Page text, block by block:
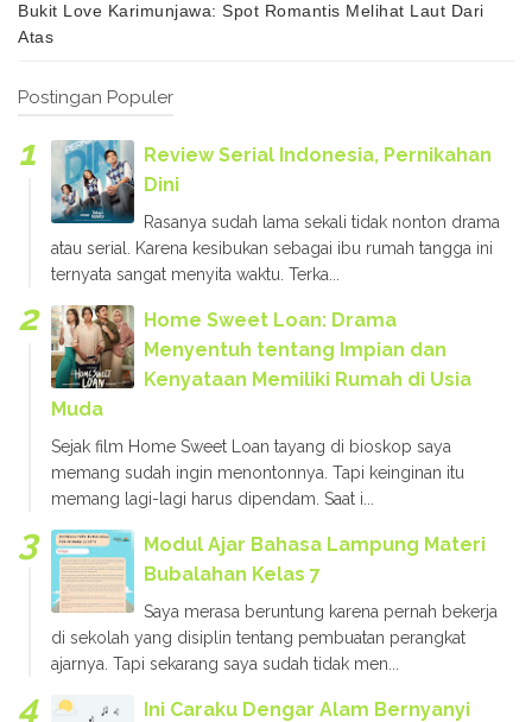
Bukit Love Karimunjawa: Spot Romantis Melihat Laut Dari
Atas
Postingan Populer
Review Serial Indonesia, Pernikahan
Dini
Rasanya sudah lama sekali tidak nonton drama
atau serial. Karena kesibukan sebagai ibu rumah tangga ini
ternyata sangat menyita waktu. Terka...
Home Sweet Loan: Drama
Menyentuh tentang Impian dan
Kenyataan Memiliki Rumah di Usia
Muda
Sejak film Home Sweet Loan tayang di bioskop saya
memang sudah ingin menontonnya. Tapi keinginan itu
memang lagi-lagi harus dipendam. Saat i...
Modul Ajar Bahasa Lampung Materi
Bubalahan Kelas 7
Saya merasa beruntung karena pernah bekerja
di sekolah yang disiplin tentang pembuatan perangkat
ajarnya. Tapi sekarang saya sudah tidak men...
Ini Caraku Dengar Alam Bernyanyi